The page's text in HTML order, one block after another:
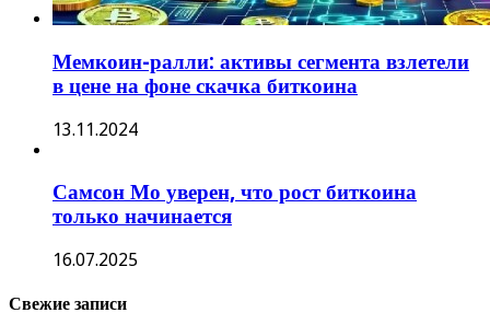
Мемкоин-ралли: активы сегмента взлетели
в цене на фоне скачка биткоина
13.11.2024
Самсон Мо уверен, что рост биткоина
только начинается
16.07.2025
Свежие записи